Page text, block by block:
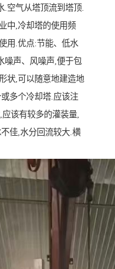
.空气从塔顶流到塔顶.
中,冷却塔的使用频
用.优点:节能、低水
噪声、风噪声,便于包
状,可以随意地建造地
多个冷却塔.应该注
该有较多的灌装量,
佳,水分回流较大.横